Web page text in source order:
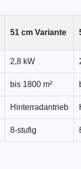
51 cm Variante
2,8 kW
bis 1800 m²
Hinterradantrieb
8-stufig